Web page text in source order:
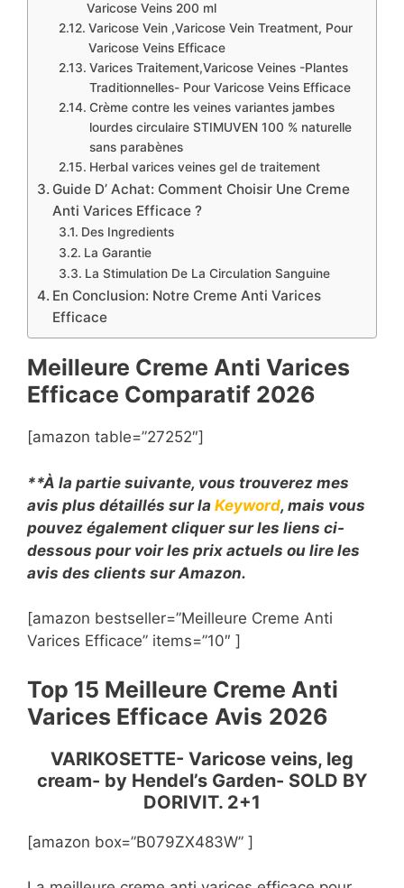
Varicose Veins 200 ml
Varicose Vein ,Varicose Vein Treatment, Pour
Varicose Veins Efficace
Varices Traitement,Varicose Veines -Plantes
Traditionnelles- Pour Varicose Veins Efficace
Crème contre les veines variantes jambes
lourdes circulaire STIMUVEN 100 % naturelle
sans parabènes
Herbal varices veines gel de traitement
Guide D’ Achat: Comment Choisir Une Creme
Anti Varices Efficace ?
Des Ingredients
La Garantie
La Stimulation De La Circulation Sanguine
En Conclusion: Notre Creme Anti Varices
Efficace
Meilleure Creme Anti Varices
Efficace Comparatif 2026
[amazon table=”27252″]
**À la partie suivante, vous trouverez mes
avis plus détaillés sur la Keyword, mais vous
pouvez également cliquer sur les liens ci-
dessous pour voir les prix actuels ou lire les
avis des clients sur Amazon.
[amazon bestseller=”Meilleure Creme Anti
Varices Efficace” items=”10″ ]
Top 15 Meilleure Creme Anti
Varices Efficace Avis 2026
VARIKOSETTE- Varicose veins, leg
cream- by Hendel’s Garden- SOLD BY
DORIVIT. 2+1
[amazon box=”B079ZX483W” ]